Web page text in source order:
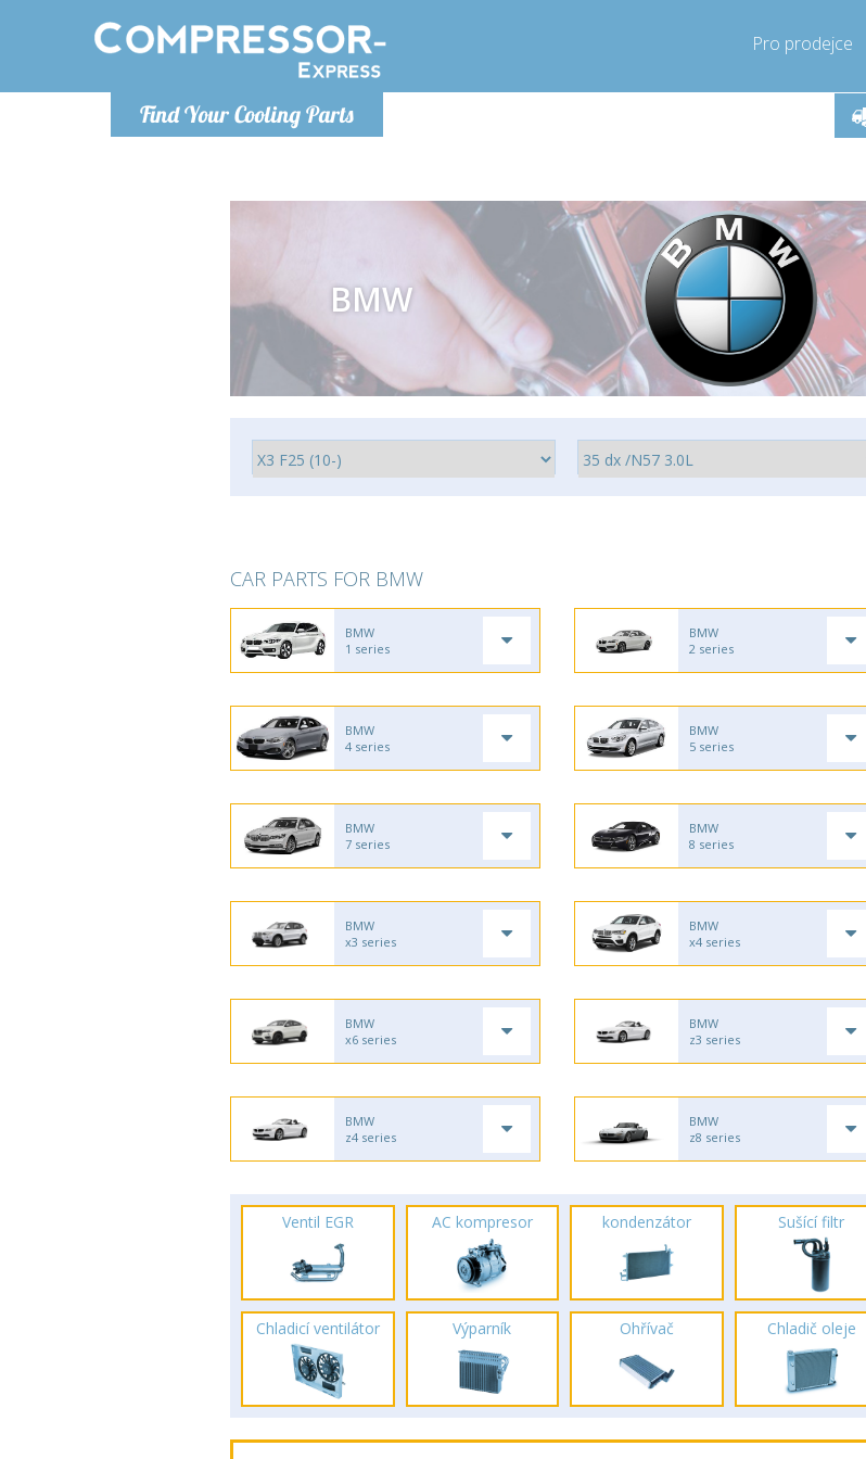
Find Your Cooling Parts
Pro prodejce
Pondělí-Pátek 9-17h
+421905357897
info@compressor-express.sk
Zavolejte teď!
Pondělí-Pátek 9-17h
+421905357897
info@compressor-express.sk
BMW
CAR PARTS FOR BMW
BMW
1 series
BMW
2 series
BMW
4 series
BMW
5 series
BMW
7 series
BMW
8 series
BMW
x3 series
BMW
x4 series
BMW
x6 series
BMW
z3 series
BMW
z4 series
BMW
z8 series
Ventil EGR AC kompresor kondenzátor Sušící filtr
Chladicí ventilátor Výparník Ohřívač Chladič oleje